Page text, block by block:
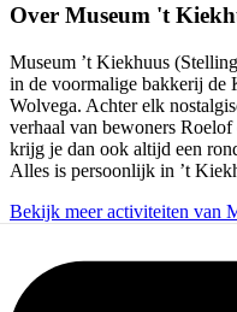
Over Museum 't
Museum ’t Kiekhuus
in de voormalige bakkerij de
Wolvega. Achter elk
verhaal van bewoners
krijg je dan ook altijd een
Alles is persoonlijk in ’t
Bekijk meer activiteiten van